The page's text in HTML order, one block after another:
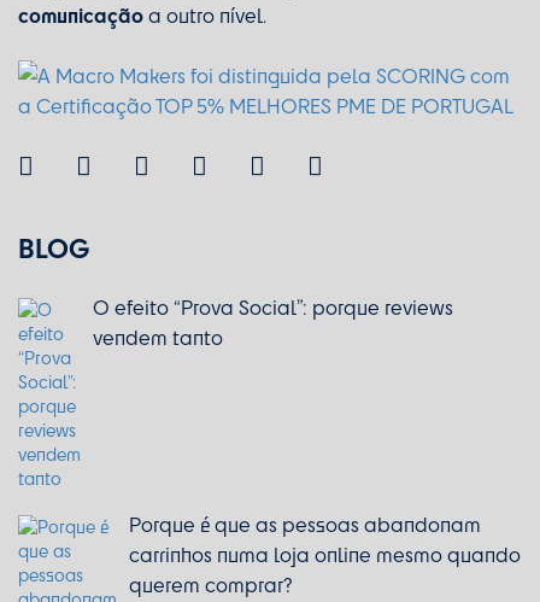
comunicaçãoa outro nível.
BLOG
O efeito “Prova Social”: porque reviews
vendem tanto
Porque é que as pessoas abandonam
carrinhos numa loja online mesmo quando
querem comprar?